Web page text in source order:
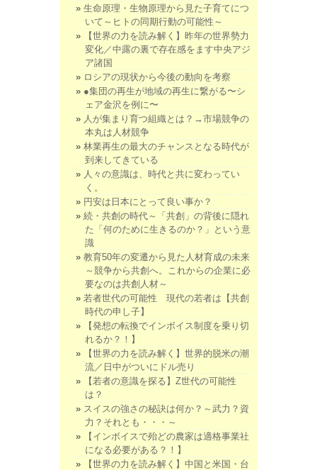
生命原理・生物原理から見た子育てにつ
いて～ヒトの同期行動の可能性～
【世界の力を読み解く】昨年の世界勢力
変化／中露の裏で存在感をます中央アジ
ア諸国
ロシアの現状から今後の動向を考察
●集団の再生が地域の再生に繋がる〜シ
ェア金沢を例に〜
人が集まり育つ組織とは？→市場競争の
本丸は人材競争
林業再生の最大のチャンスとなる時代が
到来してきている
人々の意識は、時代と共に変わってい
く。
円安は日本にとって良い事か？
続・共創の時代～「共創」の背後に隠れ
た「何のために生きるのか？」という意
識
教育50年の変遷から見た人材育成の未来
～競争から共創へ。これからの企業に必
要なのは共創人材～
若者世代の可能性 現代の若者は【共創
時代の申し子】
【発想の転換でインボイス制度を乗り切
れるか？！】
【世界の力を読み解く】世界的脱米の潮
流／日中がついにドル売り
【若者の意識を探る】Z世代の可能性
は？
スイスの強さの秘訣は何か？～武力？資
力？それとも・・・～
【インボイスで殆どの農家は適格事業社
になる必要がある？！】
【世界の力を読み解く】中国と米国・台